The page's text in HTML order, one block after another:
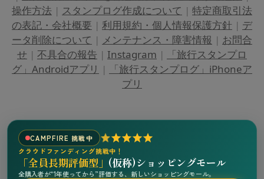
操作方法 | スタンプログ作成について | 特定商取引法
の表記・会社概要 | 利用規約・個人情報保護方針 | デ
ータ削除について | メンテナンス・障害情報 | お問合
せ | 不具合の報告 | Instagram |
「旅行スタンプロ
グ」Androidアプリ |
「旅行スタンプログ」iPhoneア
プリ
CAMPFIRE 挑戦中
クラウドファンディング挑戦中！
「全員長期評価型」 (仮称)ショッピングモール
全購入者が“1年使ってから”評価する、新しいショッピングモール。